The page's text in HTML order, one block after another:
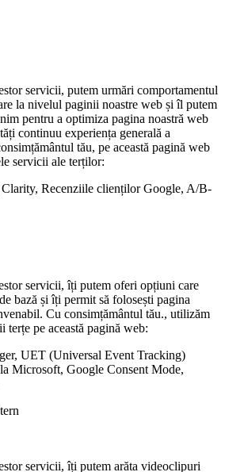
servicii, putem urmări comportamentul
la nivelul paginii noastre web și îl putem
pentru a optimiza pagina noastră web
continuu experiența generală a
tău, pe această pagină web
servicii ale terților:
Recenziile clienților Google, A/B-
servicii, îți putem oferi opțiuni care
bază și îți permit să folosești pagina
Cu consimțământul tău., utilizăm
terțe pe această pagină web:
UET (Universal Event Tracking)
Microsoft, Google Consent Mode,
servicii, îți putem arăta videoclipuri